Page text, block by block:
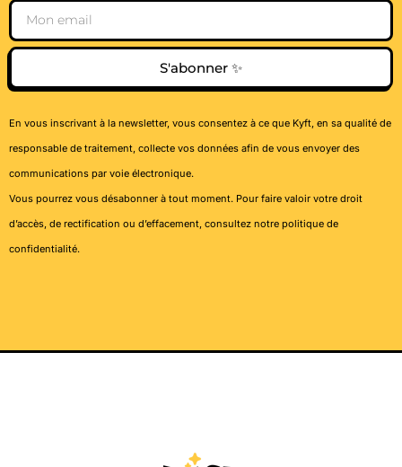
Email
S'abonner ✨
En vous inscrivant à la newsletter, vous consentez à ce que Kyft, en sa qualité de
responsable de traitement, collecte vos données afin de vous envoyer des
communications par voie électronique.
Vous pourrez vous désabonner à tout moment. Pour faire valoir votre droit
d’accès, de rectification ou d’effacement, consultez notre politique de
confidentialité.